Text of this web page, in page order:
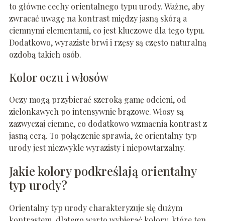
to główne cechy orientalnego typu urody. Ważne, aby
zwracać uwagę na kontrast między jasną skórą a
ciemnymi elementami, co jest kluczowe dla tego typu.
Dodatkowo, wyraziste brwi i rzęsy są często naturalną
ozdobą takich osób.
Kolor oczu i włosów
Oczy mogą przybierać szeroką gamę odcieni, od
zielonkawych po intensywnie brązowe. Włosy są
zazwyczaj ciemne, co dodatkowo wzmacnia kontrast z
jasną cerą. To połączenie sprawia, że orientalny typ
urody jest niezwykle wyrazisty i niepowtarzalny.
Jakie kolory podkreślają orientalny
typ urody?
Orientalny typ urody charakteryzuje się dużym